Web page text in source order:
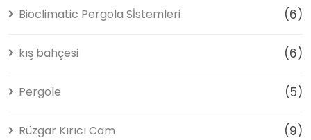
Bioclimatic Pergola Sİstemleri (6)
kış bahçesi (6)
Pergole (5)
Rüzgar Kırıcı Cam (9)